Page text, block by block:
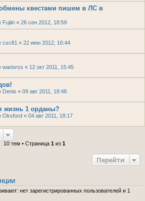
обмены квестами пишем в ЛС в
Fujiin « 26 сен 2012, 18:59
csc81 « 22 июн 2012, 16:44
wariorss « 12 окт 2011, 15:45
Denis « 09 авг 2011, 18:48
жизнь 1 орданы?
Oksford « 04 авг 2011, 18:17
10 тем • Страница 1из 1
Перейти
нет зарегистрированных пользователей и 1